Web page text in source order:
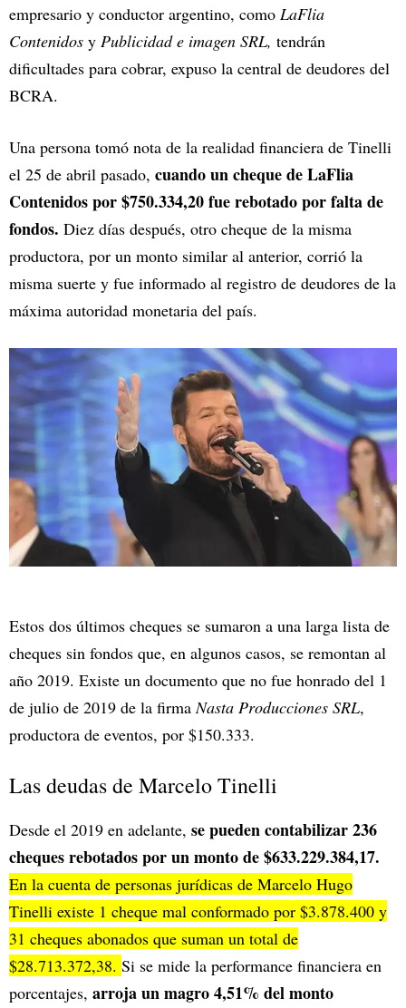
empresario y conductor argentino, como LaFlia
Contenidos y Publicidad e imagen SRL, tendrán
dificultades para cobrar, expuso la central de deudores del
BCRA.
Una persona tomó nota de la realidad financiera de Tinelli
el 25 de abril pasado, cuando un cheque de LaFlia
Contenidos por $750.334,20 fue rebotado por falta de
fondos. Diez días después, otro cheque de la misma
productora, por un monto similar al anterior, corrió la
misma suerte y fue informado al registro de deudores de la
máxima autoridad monetaria del país.
Estos dos últimos cheques se sumaron a una larga lista de
cheques sin fondos que, en algunos casos, se remontan al
año 2019. Existe un documento que no fue honrado del 1
de julio de 2019 de la firma Nasta Producciones SRL,
productora de eventos, por $150.333.
Las deudas de Marcelo Tinelli
Desde el 2019 en adelante, se pueden contabilizar 236
cheques rebotados por un monto de $633.229.384,17.
En la cuenta de personas jurídicas de Marcelo Hugo
Tinelli existe 1 cheque mal conformado por $3.878.400 y
31 cheques abonados que suman un total de
$28.713.372,38. Si se mide la performance financiera en
porcentajes, arroja un magro 4,51% del monto